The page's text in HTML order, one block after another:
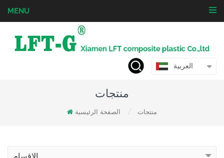
MENU
العربية
منتجات
الصفحة الرئيسية منتجات
الاقسام